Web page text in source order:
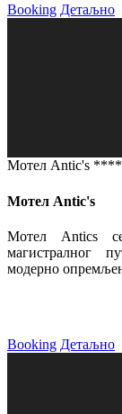
Booking Детаљно
Мотел Antic's ****
Мотел Antic's
Мотел Antics
магистралног
модерно
Booking Детаљно